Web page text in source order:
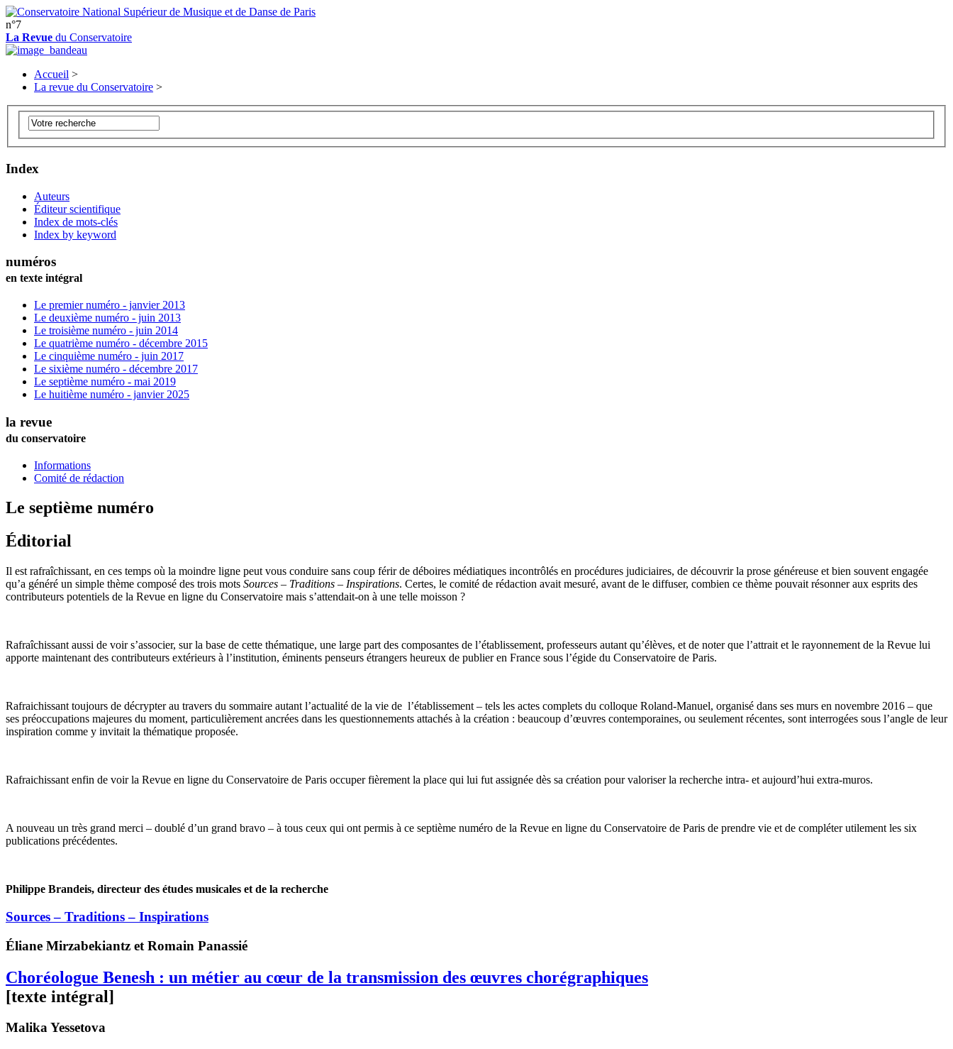
n°7
La Revue du Conservatoire
Accueil >
La revue du Conservatoire >
Index
Auteurs
Éditeur scientifique
Index de mots-clés
Index by keyword
numéros
en texte intégral
Le premier numéro - janvier 2013
Le deuxième numéro - juin 2013
Le troisième numéro - juin 2014
Le quatrième numéro - décembre 2015
Le cinquième numéro - juin 2017
Le sixième numéro - décembre 2017
Le septième numéro - mai 2019
Le huitième numéro - janvier 2025
la revue
du conservatoire
Informations
Comité de rédaction
Le septième numéro
Éditorial
Il est rafraîchissant, en ces temps où la moindre ligne peut vous conduire sans coup férir de déboires médiatiques incontrôlés en procédures judiciaires, de découvrir la prose généreuse et bien souvent engagée
qu’a généré un simple thème composé des trois mots Sources – Traditions – Inspirations. Certes, le comité de rédaction avait mesuré, avant de le diffuser, combien ce thème pouvait résonner aux esprits des
contributeurs potentiels de la Revue en ligne du Conservatoire mais s’attendait-on à une telle moisson ?
Rafraîchissant aussi de voir s’associer, sur la base de cette thématique, une large part des composantes de l’établissement, professeurs autant qu’élèves, et de noter que l’attrait et le rayonnement de la Revue lui
apporte maintenant des contributeurs extérieurs à l’institution, éminents penseurs étrangers heureux de publier en France sous l’égide du Conservatoire de Paris.
Rafraichissant toujours de décrypter au travers du sommaire autant l’actualité de la vie de l’établissement – tels les actes complets du colloque Roland-Manuel, organisé dans ses murs en novembre 2016 – que
ses préoccupations majeures du moment, particulièrement ancrées dans les questionnements attachés à la création : beaucoup d’œuvres contemporaines, ou seulement récentes, sont interrogées sous l’angle de leur
inspiration comme y invitait la thématique proposée.
Rafraichissant enfin de voir la Revue en ligne du Conservatoire de Paris occuper fièrement la place qui lui fut assignée dès sa création pour valoriser la recherche intra- et aujourd’hui extra-muros.
A nouveau un très grand merci – doublé d’un grand bravo – à tous ceux qui ont permis à ce septième numéro de la Revue en ligne du Conservatoire de Paris de prendre vie et de compléter utilement les six
publications précédentes.
Philippe Brandeis, directeur des études musicales et de la recherche
Sources – Traditions – Inspirations
Éliane Mirzabekiantz et Romain Panassié
Choréologue Benesh : un métier au cœur de la transmission des œuvres chorégraphiques
[texte intégral]
MalikaYessetova